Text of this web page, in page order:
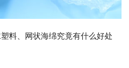
料、网状海绵究竟有什么好处